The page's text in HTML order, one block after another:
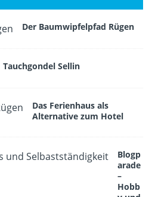
Der Baumwipfelpfad Rügen
Tauchgondel Sellin
Das Ferienhaus als
Alternative zum Hotel
Blogp
arade
–
Hobb